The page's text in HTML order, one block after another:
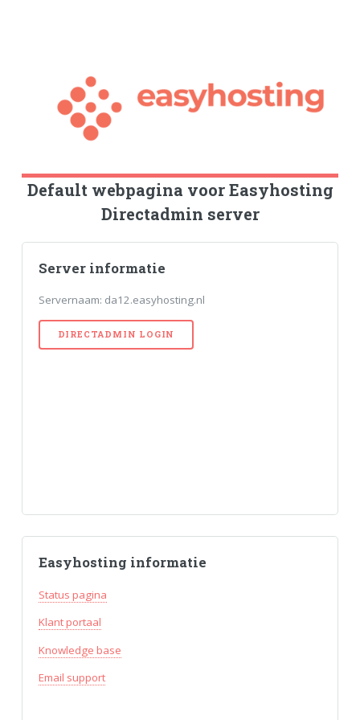
Default webpagina voor Easyhosting
Directadmin server
Server informatie
Servernaam: da12.easyhosting.nl
DIRECTADMIN LOGIN
Easyhosting informatie
Status pagina
Klant portaal
Knowledge base
Email support